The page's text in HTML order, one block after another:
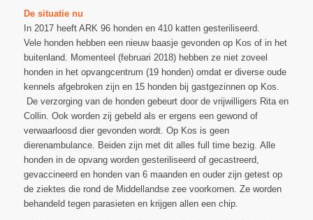
De situatie nu
In 2017 heeft ARK 96 honden en 410 katten gesteriliseerd.
Vele honden hebben een nieuw baasje gevonden op Kos of in het
buitenland. Momenteel (februari 2018) hebben ze niet zoveel
honden in het opvangcentrum (19 honden) omdat er diverse oude
kennels afgebroken zijn en 15 honden bij gastgezinnen op Kos.
De verzorging van de honden gebeurt door de vrijwilligers Rita en
Collin. Ook worden zij gebeld als er ergens een gewond of
verwaarloosd dier gevonden wordt. Op Kos is geen
dierenambulance. Beiden zijn met dit alles full time bezig. Alle
honden in de opvang worden gesteriliseerd of gecastreerd,
gevaccineerd en honden van 6 maanden en ouder zijn getest op
de ziektes die rond de Middellandse zee voorkomen. Ze worden
behandeld tegen parasieten en krijgen allen een chip.